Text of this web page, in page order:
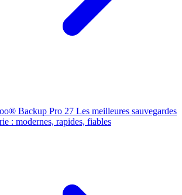
® Backup Pro 27 Les meilleures sauvegardes
: modernes, rapides, fiables